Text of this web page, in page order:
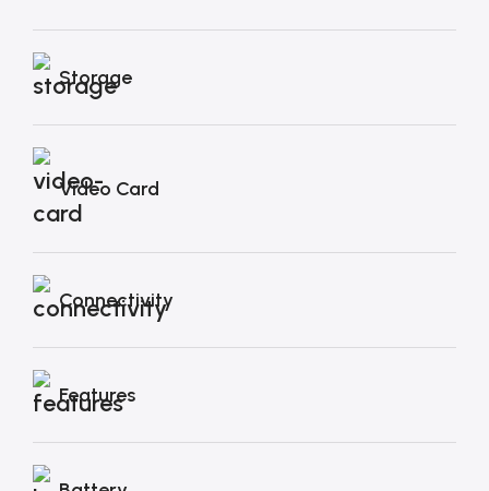
Storage
Video Card
Connectivity
Features